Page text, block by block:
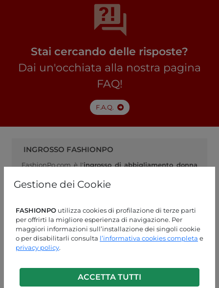
Gestione dei Cookie
FASHIONPO utilizza cookies di profilazione di terze parti
per offrirti la migliore esperienza di navigazione. Per
maggiori informazioni sull’installazione dei singoli cookie
o per disabilitarli consulta l’informativa cookies completa e
privacy policy.
ACCETTA TUTTI
Stai cercando delle risposte?
Dai un'occhiata alla nostra pagina
FAQ!
F.A.Q.
INGROSSO FASHIONPO
FashionPo.com è l'ingrosso di abbigliamento donna
collegamento ideale tra produttori di abbigliamento
sicuro, e rimanisempre aggiornato con la moda del
momento
ASSISTENZA CLIENTI
+39 0574 729286